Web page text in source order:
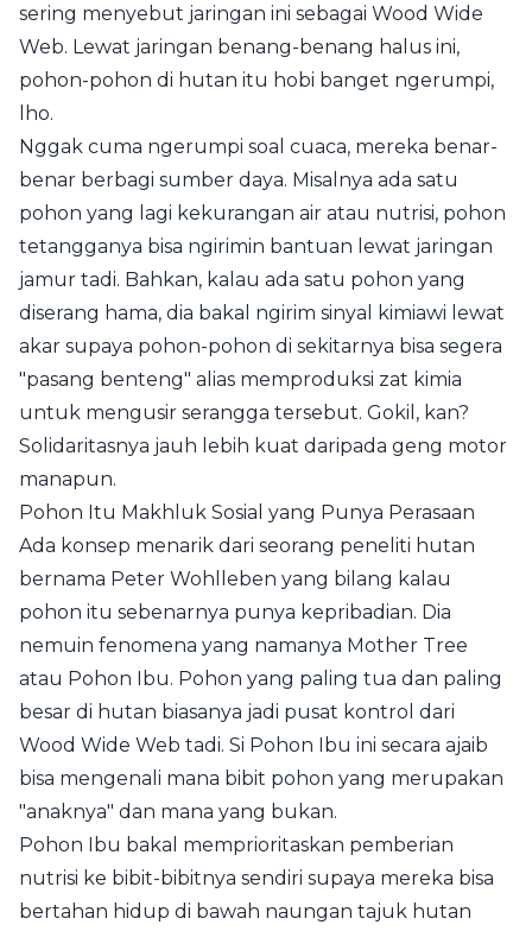
sering menyebut jaringan ini sebagai Wood Wide
Web. Lewat jaringan benang-benang halus ini,
pohon-pohon di hutan itu hobi banget ngerumpi,
lho.
Nggak cuma ngerumpi soal cuaca, mereka benar-
benar berbagi sumber daya. Misalnya ada satu
pohon yang lagi kekurangan air atau nutrisi, pohon
tetangganya bisa ngirimin bantuan lewat jaringan
jamur tadi. Bahkan, kalau ada satu pohon yang
diserang hama, dia bakal ngirim sinyal kimiawi lewat
akar supaya pohon-pohon di sekitarnya bisa segera
"pasang benteng" alias memproduksi zat kimia
untuk mengusir serangga tersebut. Gokil, kan?
Solidaritasnya jauh lebih kuat daripada geng motor
manapun.
Pohon Itu Makhluk Sosial yang Punya Perasaan
Ada konsep menarik dari seorang peneliti hutan
bernama Peter Wohlleben yang bilang kalau
pohon itu sebenarnya punya kepribadian. Dia
nemuin fenomena yang namanya Mother Tree
atau Pohon Ibu. Pohon yang paling tua dan paling
besar di hutan biasanya jadi pusat kontrol dari
Wood Wide Web tadi. Si Pohon Ibu ini secara ajaib
bisa mengenali mana bibit pohon yang merupakan
"anaknya" dan mana yang bukan.
Pohon Ibu bakal memprioritaskan pemberian
nutrisi ke bibit-bibitnya sendiri supaya mereka bisa
bertahan hidup di bawah naungan tajuk hutan